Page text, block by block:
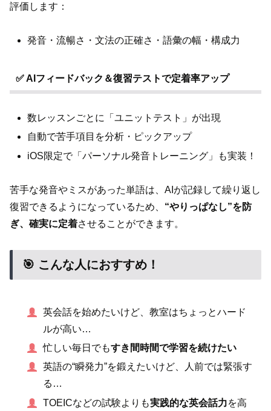
評価します：
発音・流暢さ・文法の正確さ・語彙の幅・構成力
✅ AIフィードバック＆復習テストで定着率アップ
数レッスンごとに「ユニットテスト」が出現
自動で苦手項目を分析・ピックアップ
iOS限定で「パーソナル発音トレーニング」も実装！
苦手な発音やミスがあった単語は、AIが記録して繰り返し
復習できるようになっているため、 “やりっぱなし”を防
ぎ、確実に定着させることができます。
🎯 こんな人におすすめ！
英会話を始めたいけど、教室はちょっとハード
ルが高い…
忙しい毎日でもすき間時間で学習を続けたい
英語の“瞬発力”を鍛えたいけど、人前では緊張す
る…
TOEICなどの試験よりも実践的な英会話力を高